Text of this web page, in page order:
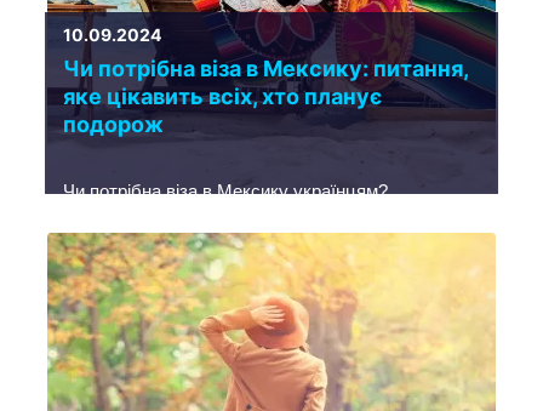
10.09.2024
Чи потрібна віза в Мексику: питання,
яке цікавить всіх, хто планує
подорож
Чи потрібна віза в Мексику українцям?